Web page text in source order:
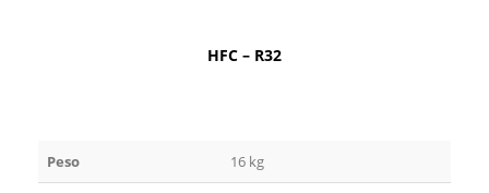
HFC – R32
Peso 16 kg